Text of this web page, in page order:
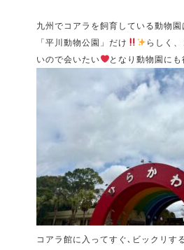
九州でコアラを飼育している動物園
「平川動物公園」だけ
らしく
いので会いたい
となり動物園に
コアラ館に入ってすぐ､ビックリす